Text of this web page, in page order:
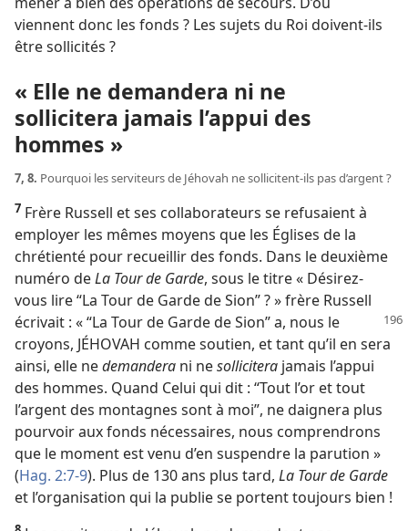
viennent donc les fonds ? Les sujets du Roi doivent-​ils
être sollicités ?
« Elle ne demandera ni ne
sollicitera jamais l’appui des
hommes »
7, 8. Pourquoi les serviteurs de Jéhovah ne sollicitent-​ils pas d’argent ?
7 Frère Russell et ses collaborateurs se refusaient à
employer les mêmes moyens que les Églises de la
chrétienté pour recueillir des fonds. Dans le deuxième
numéro deLa Tour de Garde, sous le titre « Désirez-​
vous lire “La Tour de Garde de Sion” ? » frère Russell
écrivait : « “La Tour de Garde de Sion” a, nous le
croyons, JÉHOVAH comme soutien, et tant qu’il en sera
ainsi, elle nedemandera ni nesollicitera jamais l’appui
des hommes. Quand Celui qui dit : “Tout l’or et tout
l’argent des montagnes sont à moi”, ne daignera plus
pourvoir aux fonds nécessaires, nous comprendrons
que le moment est venu d’en suspendre la parution »
(Hag. 2:7-9). Plus de 130 ans plus tard, La Tour de Garde
et l’organisation qui la publie se portent toujours bien !